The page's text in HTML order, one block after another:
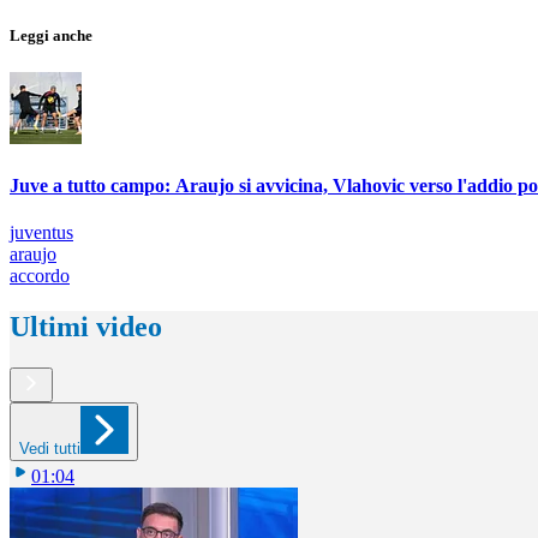
Leggi anche
Juve a tutto campo: Araujo si avvicina, Vlahovic verso l'addio
juventus
araujo
accordo
Ultimi video
Vedi tutti
01:04